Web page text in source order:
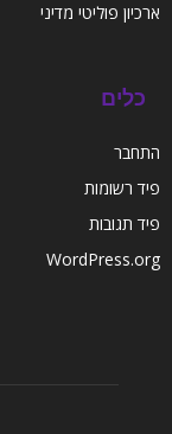
ארכיון פוליטי מדיני
כלים
התחבר
פיד רשומות
פיד תגובות
WordPress.org